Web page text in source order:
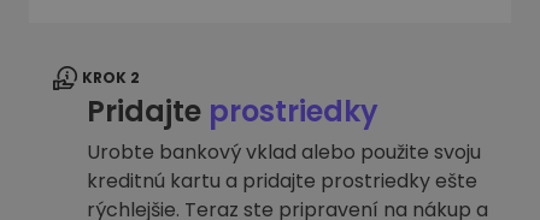
KROK 2
Pridajte prostriedky
Urobte bankový vklad alebo použite svoju
kreditnú kartu a pridajte prostriedky ešte
rýchlejšie. Teraz ste pripravení na nákup a